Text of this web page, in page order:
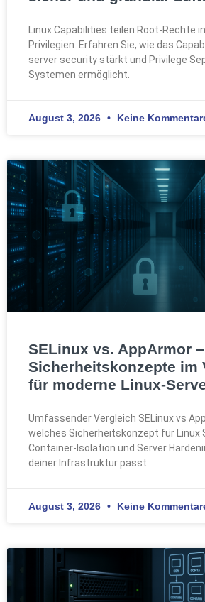
Linux Capabilities teilen Root-Rechte
Privilegien. Erfahren Sie, wie das
server security stärkt und Privilege
Systemen ermöglicht.
August 3, 2026 Keine
SELinux vs. AppArmor –
Sicherheitskonzepte im
für moderne Linux-
Umfassender Vergleich SELinux vs
welches Sicherheitskonzept für Linux
Container-Isolation und Server
deiner Infrastruktur passt.
August 3, 2026 Keine